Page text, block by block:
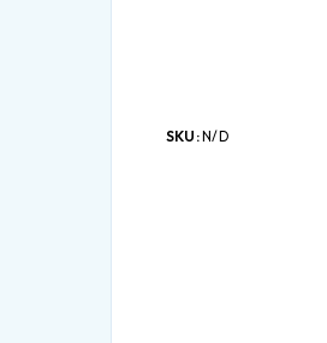
SKU:N/D